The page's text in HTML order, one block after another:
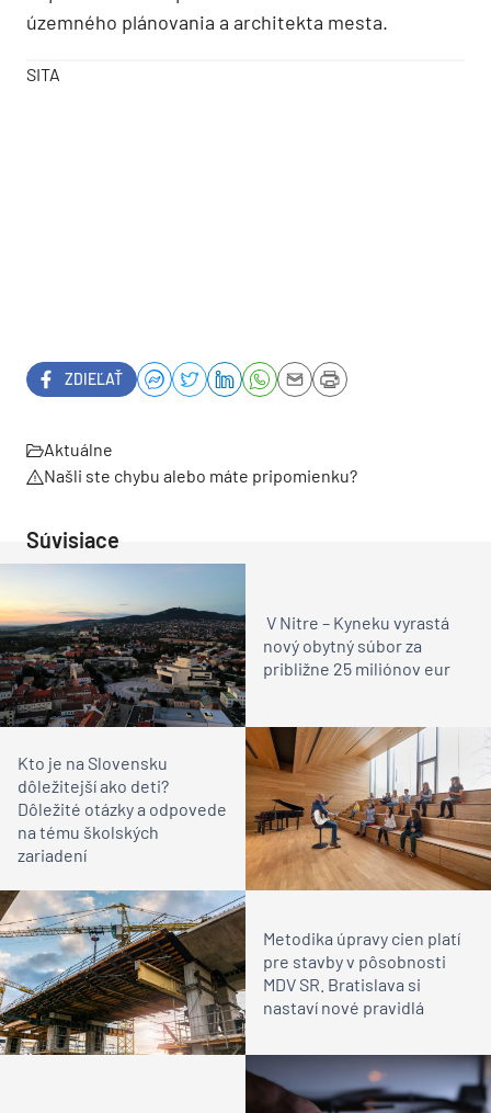
územného plánovania a architekta mesta.
SITA
ZDIEĽAŤ
Aktuálne
Našli ste chybu alebo máte pripomienku?
Súvisiace
V Nitre – Kyneku vyrastá
nový obytný súbor za
približne 25 miliónov eur
Kto je na Slovensku
dôležitejší ako deti?
Dôležité otázky a odpovede
na tému školských
zariadení
Metodika úpravy cien platí
pre stavby v pôsobnosti
MDV SR. Bratislava si
nastaví nové pravidlá